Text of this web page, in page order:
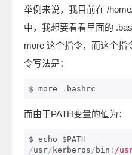
举例来说，我目前在 /
中，我想要看看里面的
more 这个指令，而这个指
令写法是：
$ more . bashrc
而由于PATH变量的值为：
/usr/ kerberos / bin : /